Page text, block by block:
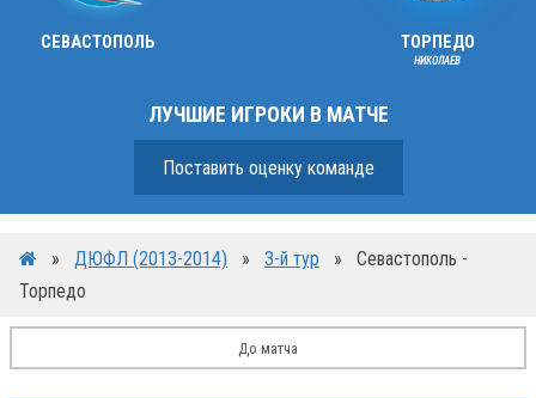
СЕВАСТОПОЛЬ ТОРПЕДО
НИКОЛАЕВ
ЛУЧШИЕ ИГРОКИ В МАТЧЕ
Поставить оценку команде
» ДЮФЛ (2013-2014) » 3-й тур »
Севастополь -
Торпедо
До матча